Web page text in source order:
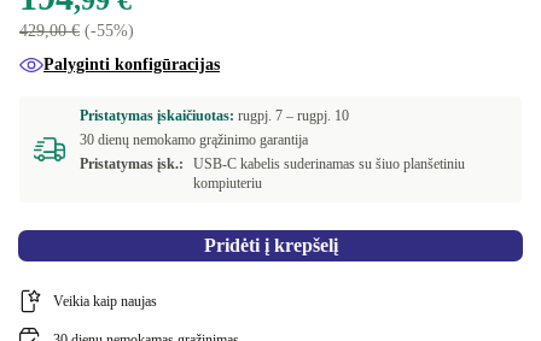
495.0 g | WiFi 802.11a/b/ g/n/ac, Bluetooth, Mobilieji
429,00 € (-55%)
Palyginti konfigūracijas
Pristatymas įskaičiuotas: rugpj. 7 – rugpj. 10
30 dienų nemokamo grąžinimo garantija
Pristatymas įsk.:
USB-C kabelis suderinamas su šiuo planšetiniu
kompiuteriu
Pridėti į krepšelį
Veikia kaip naujas